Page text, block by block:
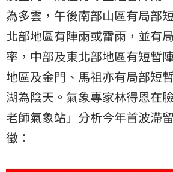
為多雲，午後南部山區有局部
北部地區有陣雨或雷雨，並有
率，中部及東北部地區有短暫
地區及金門、馬祖亦有局部短
湖為陰天。氣象專家林得恩在
老師氣象站」分析今年首波滯
徵：